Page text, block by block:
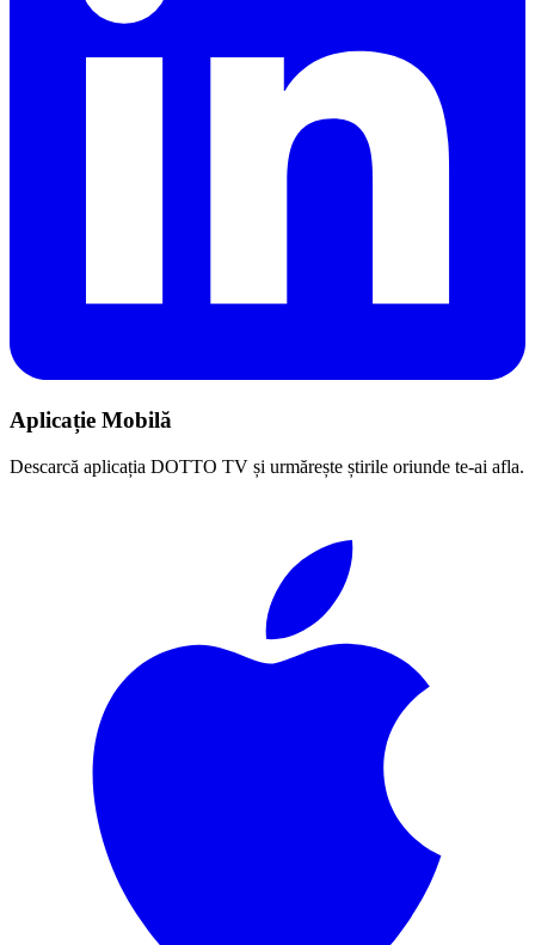
Aplicație Mobilă
Descarcă aplicația DOTTO TV și urmărește știrile oriunde te-ai afla.